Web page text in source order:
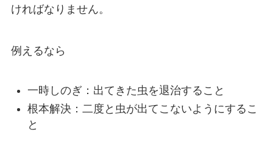
ければなりません。
例えるなら
一時しのぎ：出てきた虫を退治すること
根本解決：二度と虫が出てこないようにするこ
と